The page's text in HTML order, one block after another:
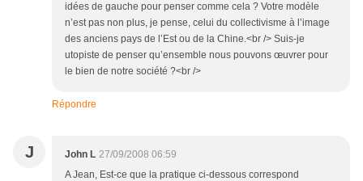
idées de gauche pour penser comme cela ? Votre modèle
n’est pas non plus, je pense, celui du collectivisme à l’image
des anciens pays de l’Est ou de la Chine.<br /> Suis-je
utopiste de penser qu’ensemble nous pouvons œuvrer pour
le bien de notre société ?<br />
Répondre
J John L 27/09/2008 06:59
A Jean, Est-ce que la pratique ci-dessous correspond